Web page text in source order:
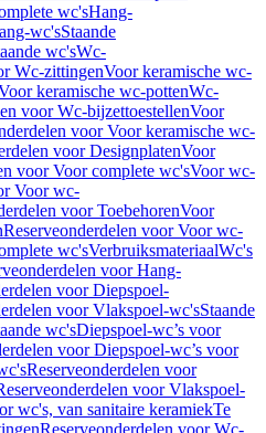
wc'sHang-
wc'sStaande
wc'sWc-
Wc-zittingenVoor keramische wc-
keramische wc-pottenWc-
voor Wc-bijzettoestellenVoor
voor Voor keramische wc-
voor DesignplatenVoor
voor Voor complete wc'sVoor wc-
Voor wc-
voor ToebehorenVoor
Reserveonderdelen voor Voor wc-
wc'sVerbruiksmateriaalWc's
voor Hang-
voor Diepspoel-
voor Vlakspoel-wc'sStaande
wc'sDiepspoel-wc’s voor
voor Diepspoel-wc’s voor
Reserveonderdelen voor
voor Vlakspoel-
wc's, van sanitaire keramiekTe
Reserveonderdelen voor Wc-